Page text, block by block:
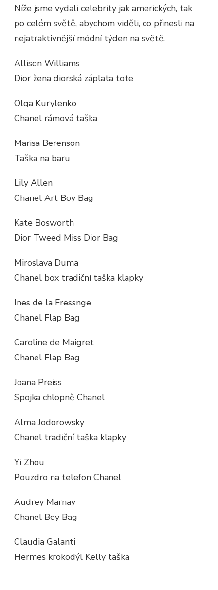
Níže jsme vydali celebrity jak amerických, tak
po celém světě, abychom viděli, co přinesli na
nejatraktivnější módní týden na světě.
Allison Williams
Dior žena diorská záplata tote
Olga Kurylenko
Chanel rámová taška
Marisa Berenson
Taška na baru
Lily Allen
Chanel Art Boy Bag
Kate Bosworth
Dior Tweed Miss Dior Bag
Miroslava Duma
Chanel box tradiční taška klapky
Ines de la Fressnge
Chanel Flap Bag
Caroline de Maigret
Chanel Flap Bag
Joana Preiss
Spojka chlopně Chanel
Alma Jodorowsky
Chanel tradiční taška klapky
Yi Zhou
Pouzdro na telefon Chanel
Audrey Marnay
Chanel Boy Bag
Claudia Galanti
Hermes krokodýl Kelly taška